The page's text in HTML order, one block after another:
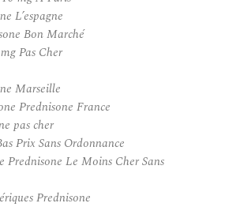
L’espagne
Bon Marché
Pas Cher
Marseille
Prednisone France
pas cher
Prix Sans Ordonnance
Le Moins Cher Sans
Prednisone